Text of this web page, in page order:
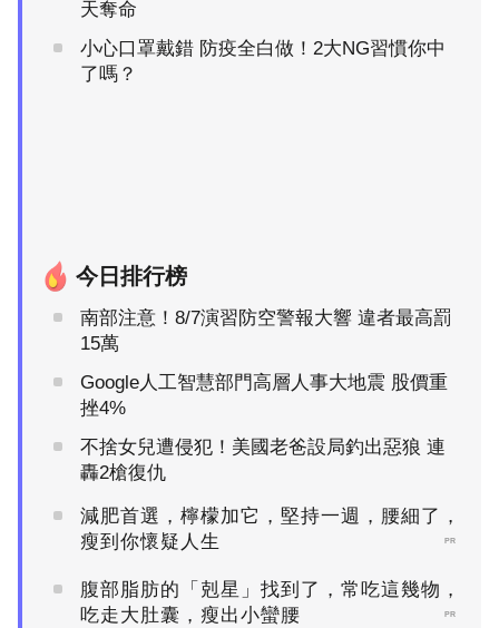
天奪命
小心口罩戴錯 防疫全白做！2大NG習慣你中
了嗎？
今日排行榜
南部注意！8/7演習防空警報大響 違者最高罰
15萬
Google人工智慧部門高層人事大地震 股價重
挫4%
不捨女兒遭侵犯！美國老爸設局釣出惡狼 連
轟2槍復仇
減肥首選，檸檬加它，堅持一週，腰細了，
瘦到你懷疑人生
PR
腹部脂肪的「剋星」找到了，常吃這幾物，
吃走大肚囊，瘦出小蠻腰
PR